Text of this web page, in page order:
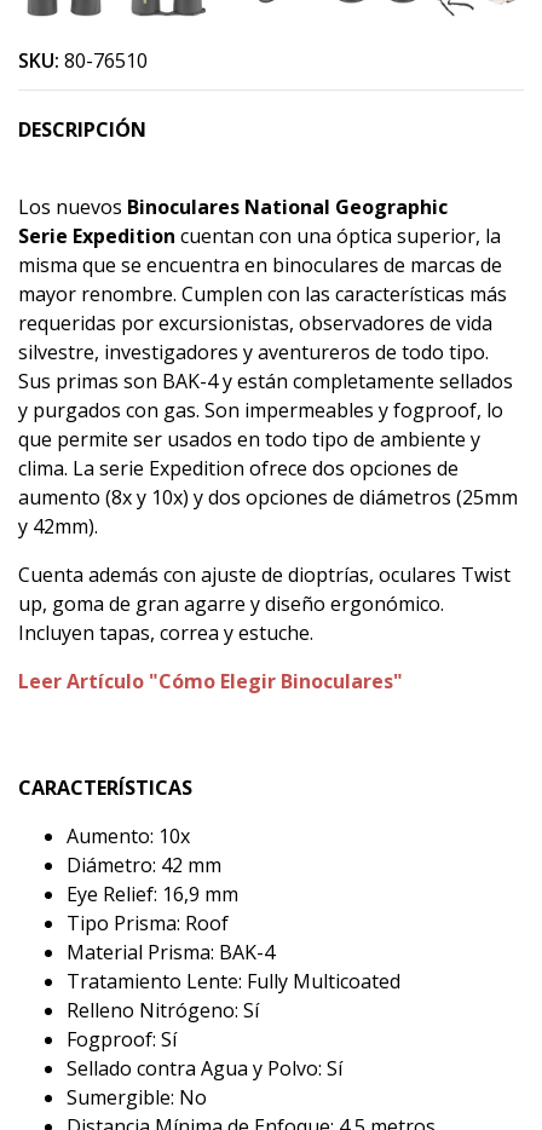
SKU: 80-76510
DESCRIPCIÓN
Los nuevos Binoculares National Geographic
Serie Expedition cuentan con una óptica superior, la
misma que se encuentra en binoculares de marcas de
mayor renombre. Cumplen con las características más
requeridas por excursionistas, observadores de vida
silvestre, investigadores y aventureros de todo tipo.
Sus primas son BAK-4 y están completamente sellados
y purgados con gas. Son impermeables y fogproof, lo
que permite ser usados en todo tipo de ambiente y
clima. La serie Expedition ofrece dos opciones de
aumento (8x y 10x) y dos opciones de diámetros (25mm
y 42mm).
Cuenta además con ajuste de dioptrías, oculares Twist
up, goma de gran agarre y diseño ergonómico.
Incluyen tapas, correa y estuche.
Leer Artículo "Cómo Elegir Binoculares"
CARACTERÍSTICAS
Aumento: 10x
Diámetro: 42 mm
Eye Relief: 16,9 mm
Tipo Prisma: Roof
Material Prisma: BAK-4
Tratamiento Lente: Fully Multicoated
Relleno Nitrógeno: Sí
Fogproof: Sí
Sellado contra Agua y Polvo: Sí
Sumergible: No